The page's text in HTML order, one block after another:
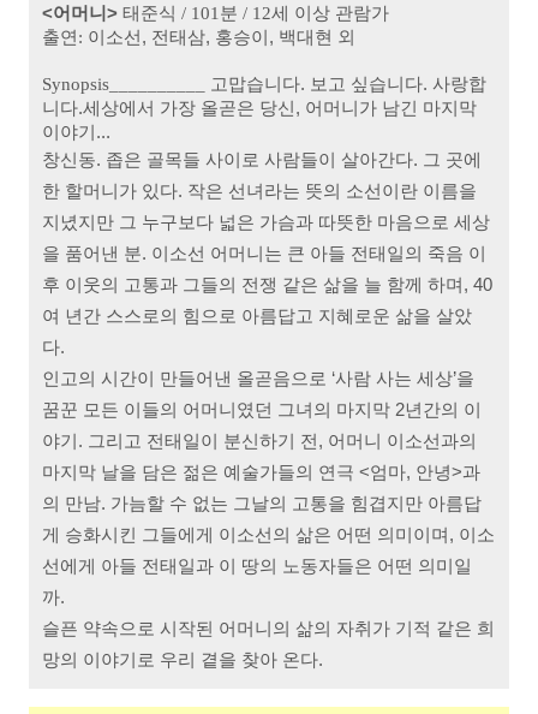
<어머니> 태준식 / 101분 / 12세 이상 관람가
출연: 이소선, 전태삼, 홍승이, 백대현 외
Synopsis__________
고맙습니다. 보고 싶습니다. 사랑합
니다.세상에서 가장 올곧은 당신, 어머니가 남긴 마지막
이야기...
창신동. 좁은 골목들 사이로 사람들이 살아간다. 그 곳에
한 할머니가 있다. 작은 선녀라는 뜻의 소선이란 이름을
지녔지만 그 누구보다 넓은 가슴과 따뜻한 마음으로 세상
을 품어낸 분. 이소선 어머니는 큰 아들 전태일의 죽음 이
후 이웃의 고통과 그들의 전쟁 같은 삶을 늘 함께 하며, 40
여 년간 스스로의 힘으로 아름답고 지혜로운 삶을 살았
다.
인고의 시간이 만들어낸 올곧음으로 ‘사람 사는 세상’을
꿈꾼 모든 이들의 어머니였던 그녀의 마지막 2년간의 이
야기. 그리고 전태일이 분신하기 전, 어머니 이소선과의
마지막 날을 담은 젊은 예술가들의 연극 <엄마, 안녕>과
의 만남. 가늠할 수 없는 그날의 고통을 힘겹지만 아름답
게 승화시킨 그들에게 이소선의 삶은 어떤 의미이며, 이소
선에게 아들 전태일과 이 땅의 노동자들은 어떤 의미일
까.
슬픈 약속으로 시작된 어머니의 삶의 자취가 기적 같은 희
망의 이야기로 우리 곁을 찾아 온다.